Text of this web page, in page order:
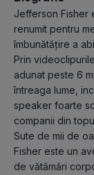
Jefferson Fisher
renumit pentru
îmbunătățire a
Prin
adunat peste 6
întreaga lume,
speaker foarte
companii din
Sute de mii de
Fisher este un
de vătămări